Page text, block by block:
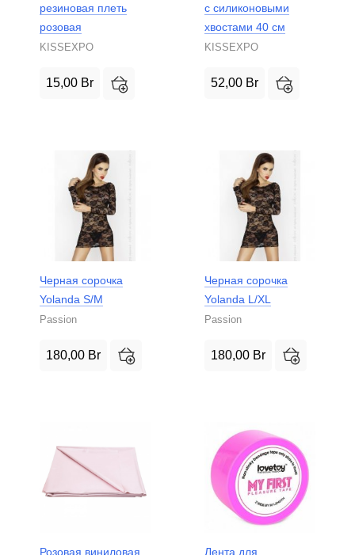
резиновая плеть
розовая
KISSEXPO
15,00 Br
с силиконовыми
хвостами 40 см
KISSEXPO
52,00 Br
Черная сорочка
Yolanda S/M
Passion
180,00 Br
Черная сорочка
Yolanda L/XL
Passion
180,00 Br
Розовая виниловая
Лента для